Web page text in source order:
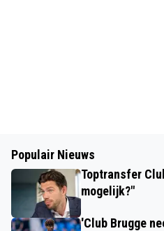
Populair Nieuws
Toptransfer
mogelijk?"
'Club Brugge